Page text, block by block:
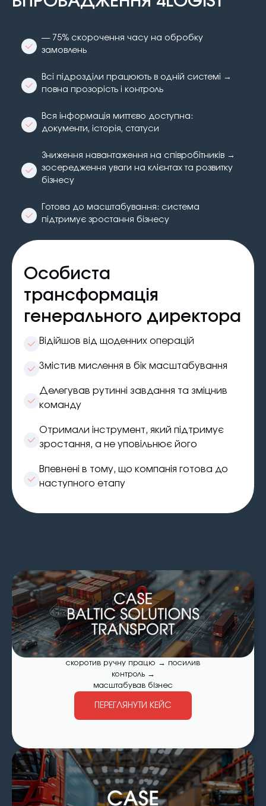
— 75% скорочення часу на обробку
замовлень
Всі підрозділи працюють в одній системі →
повна прозорість і контроль
Вся інформація миттєво доступна:
документи, історія, статуси
Зниження навантаження на співробітників →
зосередження уваги на клієнтах та розвитку
бізнесу
Готова до масштабування: система
підтримує зростання бізнесу
Особиста
трансформація
генерального директора
Відійшов від щоденних операцій
Змістив мислення в бік масштабування
Делегував рутинні завдання та зміцнив
команду
Отримали інструмент, який підтримує
зростання, а не уповільнює його
Впевнені в тому, що компанія готова до
наступного етапу
скоротив ручну працю → посилив
контроль →
масштабував бізнес
ПЕРЕГЛЯНУТИ КЕЙС